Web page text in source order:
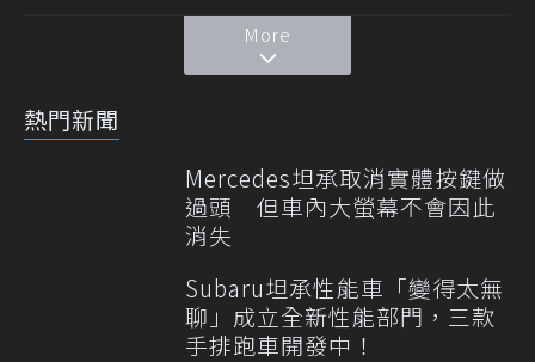
More
熱門新聞
Mercedes坦承取消實體按鍵做
過頭 但車內大螢幕不會因此
消失
Subaru坦承性能車「變得太無
聊」成立全新性能部門，三款
手排跑車開發中！